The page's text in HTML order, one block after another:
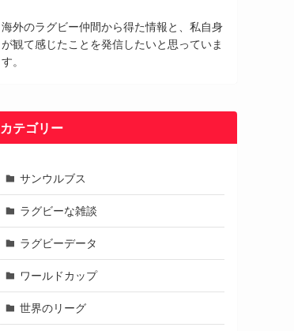
海外のラグビー仲間から得た情報と、私自身
が観て感じたことを発信したいと思っていま
す。
カテゴリー
サンウルブス
ラグビーな雑談
ラグビーデータ
ワールドカップ
世界のリーグ